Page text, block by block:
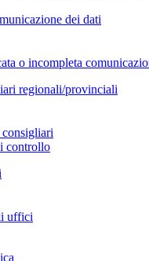
dei dati
o incompleta
regionali/provinciali
controllo
uffici